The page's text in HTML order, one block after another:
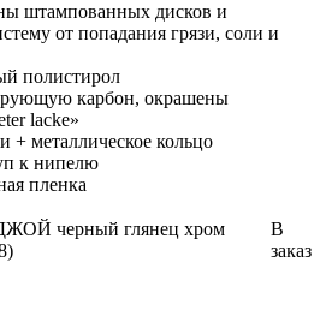
штампованных дисков и
от попадания грязи, соли и
полистирол
карбон, окрашены
lacke»
+ металлическое кольцо
к нипелю
пленка
черный глянец хром
В
заказ